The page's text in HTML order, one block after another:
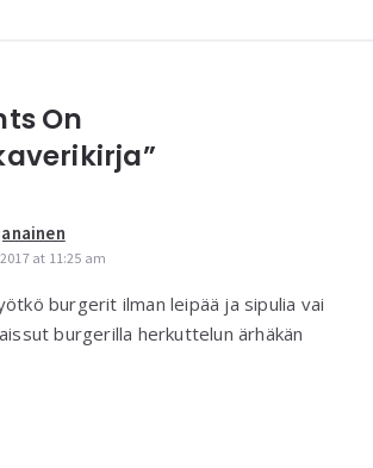
On
at 11:25 am
burgerit ilman leipää ja sipulia vai
burgerilla herkuttelun ärhäkän